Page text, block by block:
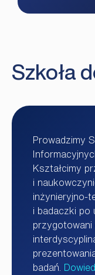
Szkoła
Prowadzimy
Kształcimy
i
inżynieryjno-
i badaczki po
przygotowani
badań.